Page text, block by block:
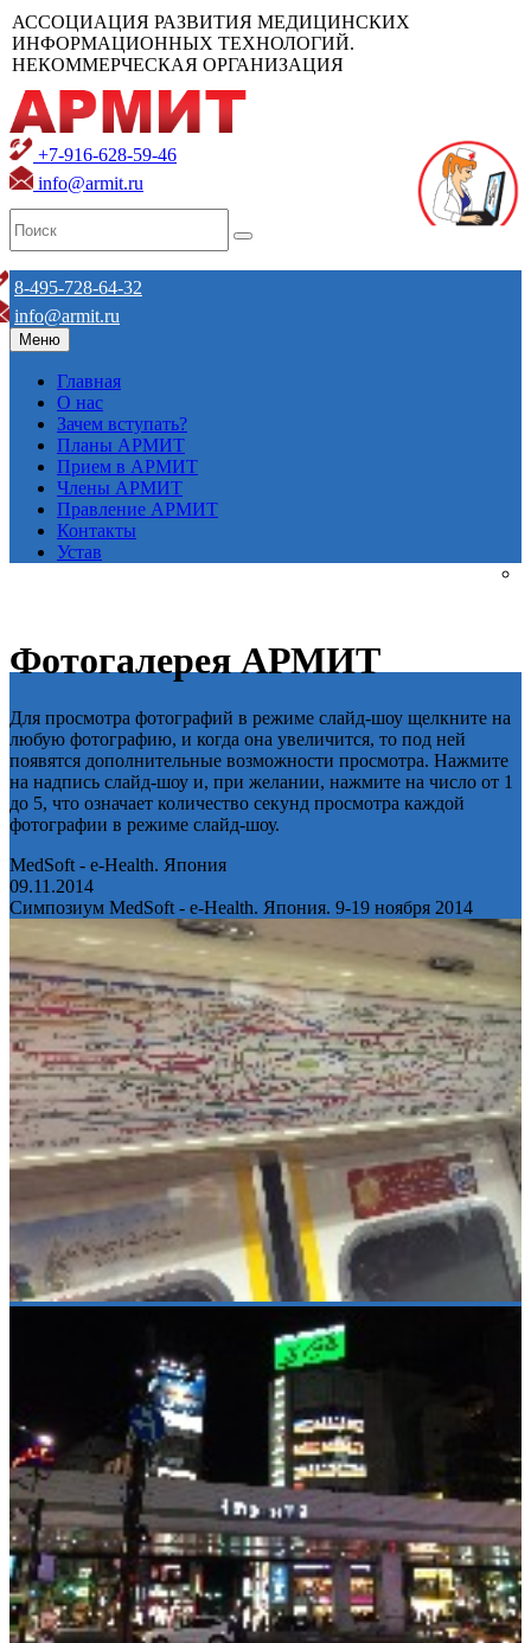
АССОЦИАЦИЯ РАЗВИТИЯ МЕДИЦИНСКИХ
ИНФОРМАЦИОННЫХ ТЕХНОЛОГИЙ.
НЕКОММЕРЧЕСКАЯ ОРГАНИЗАЦИЯ
+7-916-628-59-46
info@armit.ru
8-495-728-64-32
info@armit.ru
Меню
Главная
О нас
Зачем вступать?
Планы АРМИТ
Прием в АРМИТ
Члены АРМИТ
Правление АРМИТ
Контакты
Устав
Фотогалерея АРМИТ
Для просмотра фотографий в режиме слайд-шоу щелкните на
любую фотографию, и когда она увеличится, то под ней
появятся дополнительные возможности просмотра. Нажмите
на надпись слайд-шоу и, при желании, нажмите на число от 1
до 5, что означает количество секунд просмотра каждой
фотографии в режиме слайд-шоу.
MedSoft - e-Health. Япония
09.11.2014
Симпозиум MedSoft - e-Health. Япония. 9-19 ноября 2014